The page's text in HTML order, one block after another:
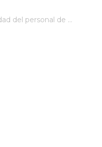
del personal de ...